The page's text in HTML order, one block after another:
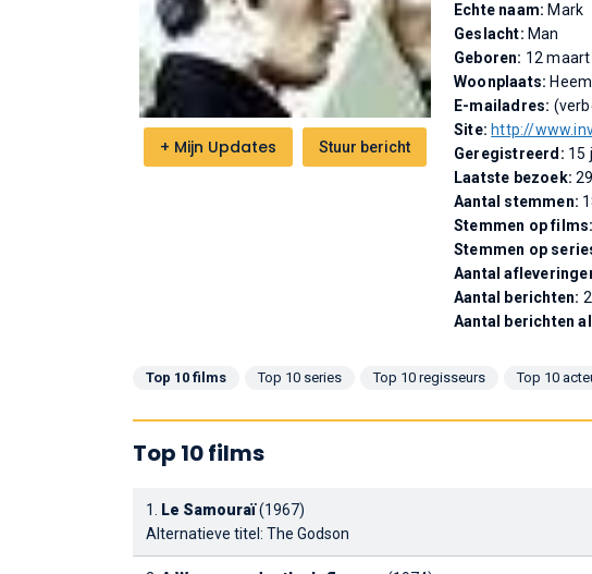
+ Mijn Updates Stuur bericht
Echte naam: Mark
Geslacht: Man
Geboren: 12
Woonplaats:
E-mailadres:
Site: http://
Geregistreerd: 15
Laatste bezoek:
Aantal stemmen:
Stemmen op films:
Stemmen op
Aantal
Aantal berichten:
Aantal berichten
Top 10 films Top 10 series Top 10 regisseurs Top 10
Top 10 films
1. Le Samouraï(1967)
Alternatieve titel: The Godson